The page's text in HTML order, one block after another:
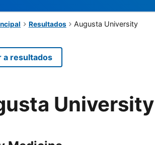
Resultados Augusta University
a resultados
University